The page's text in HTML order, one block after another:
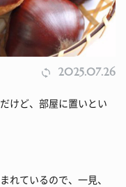
2025.07.26
けど、部屋に置いとい
れているので、一見、